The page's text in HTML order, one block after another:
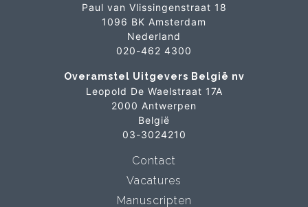
Paul van Vlissingenstraat 18
1096 BK Amsterdam
Nederland
020-462 4300
Overamstel Uitgevers België nv
Leopold De Waelstraat 17A
2000 Antwerpen
België
03-3024210
Contact
Vacatures
Manuscripten